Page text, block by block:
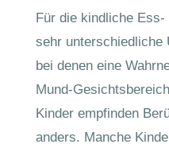
Für die kindliche
sehr unterschiedliche
bei denen eine
Mund-
Kinder empfinden
anders. Manche